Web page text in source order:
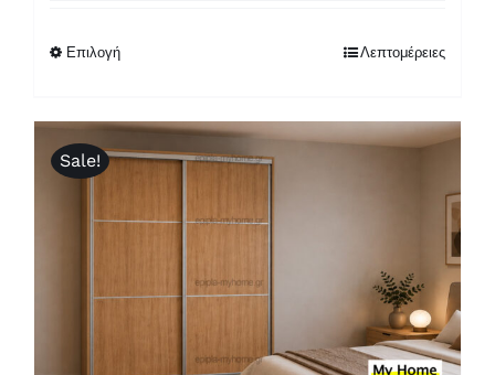
Επιλογή Λεπτομέρειες
Sale!